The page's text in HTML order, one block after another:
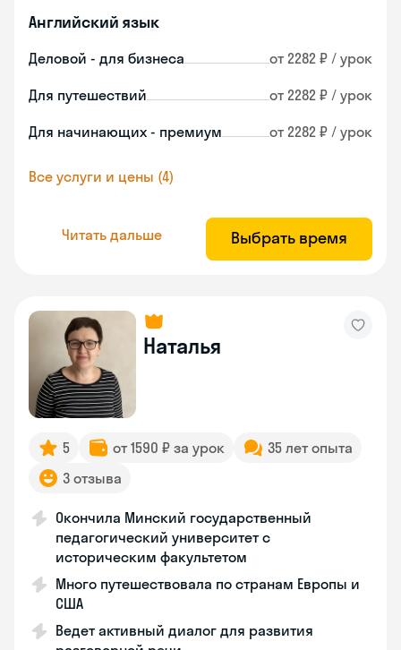
Английский язык
Деловой - для бизнеса от 2282 ₽ / урок
Для путешествий от 2282 ₽ / урок
Для начинающих - премиум от 2282 ₽ / урок
Все услуги и цены (4)
Читать дальше Выбрать время
Наталья
5 от 1590 ₽ за урок
35 лет опыта
3 отзыва
Окончила Минский государственный
педагогический университет с
историческим факультетом
Много путешествовала по странам Европы и
США
Ведет активный диалог для развития